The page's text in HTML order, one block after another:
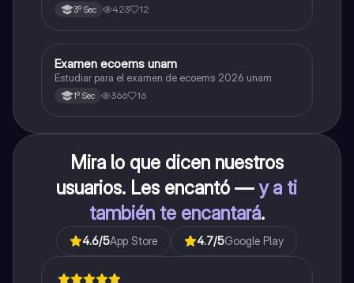
3º Sec 423 12
Español
Examen ecoems unam
Estudiar para el examen de ecoems 2026 unam
1º Sec 366 16
Mira lo que dicen nuestros
usuarios. Les encantó —y a ti
también te encantará.
4.6/5App Store 4.7/5Google Play